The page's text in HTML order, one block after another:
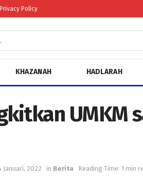
Privacy Policy
KHAZANAH HADLARAH
UMKM
Januari, 2022 in Berita Reading Time: 1 min